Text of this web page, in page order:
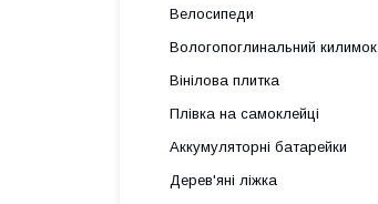
Велосипеди
Вологопоглинальний килимок
Вінілова плитка
Плівка на самоклейці
Аккумуляторні батарейки
Дерев'яні ліжка